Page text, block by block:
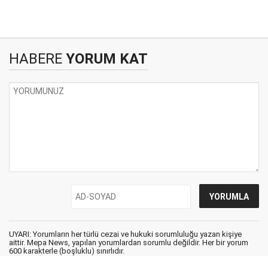
HABERE YORUM KAT
UYARI: Yorumların her türlü cezai ve hukuki sorumluluğu yazan kişiye
aittir. Mepa News, yapılan yorumlardan sorumlu değildir. Her bir yorum
600 karakterle (boşluklu) sınırlıdır.